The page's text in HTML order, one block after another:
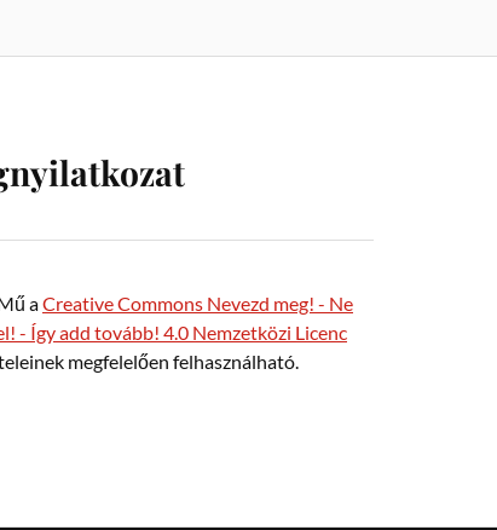
aCreative Commons Nevezd meg! - Ne
- Így add tovább! 4.0 Nemzetközi Licenc
megfelelően felhasználható.